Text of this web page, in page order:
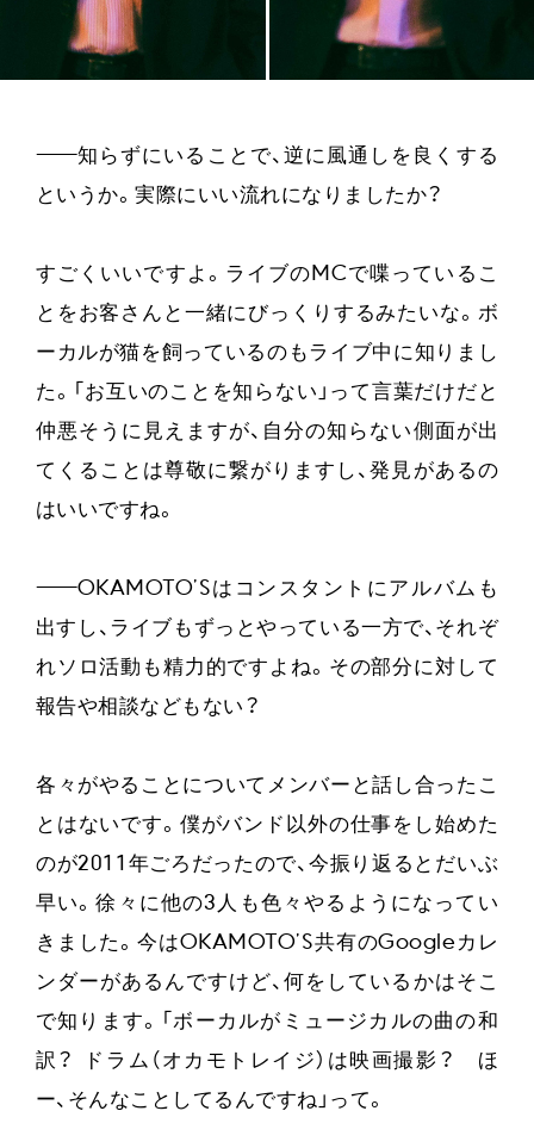
——知らずにいることで、逆に風通しを良くする
というか。実際にいい流れになりましたか？
すごくいいですよ。ライブのMCで喋っているこ
とをお客さんと一緒にびっくりするみたいな。ボ
ーカルが猫を飼っているのもライブ中に知りまし
た。「お互いのことを知らない」って言葉だけだと
仲悪そうに見えますが、自分の知らない側面が出
てくることは尊敬に繋がりますし、発見があるの
はいいですね。
——OKAMOTO’Sはコンスタントにアルバムも
出すし、ライブもずっとやっている一方で、それぞ
れソロ活動も精力的ですよね。その部分に対して
報告や相談などもない？
各々がやることについてメンバーと話し合ったこ
とはないです。僕がバンド以外の仕事をし始めた
のが2011年ごろだったので、今振り返るとだいぶ
早い。徐々に他の3人も色々やるようになってい
きました。今はOKAMOTO’S共有のGoogleカレ
ンダーがあるんですけど、何をしているかはそこ
で知ります。「ボーカルがミュージカルの曲の和
訳？ ドラム（オカモトレイジ）は映画撮影？ ほ
ー、そんなことしてるんですね」って。